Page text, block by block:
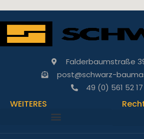
Falderbaumstraße
post@schwarz-
49 (0) 561 52
WEITERES